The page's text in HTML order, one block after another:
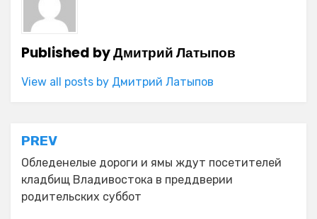
Published byДмитрий Латыпов
View all posts by Дмитрий Латыпов
Навигация
по
записям
PREV
Обледенелые дороги и ямы ждут посетителей
кладбищ Владивостока в преддверии
родительских суббот